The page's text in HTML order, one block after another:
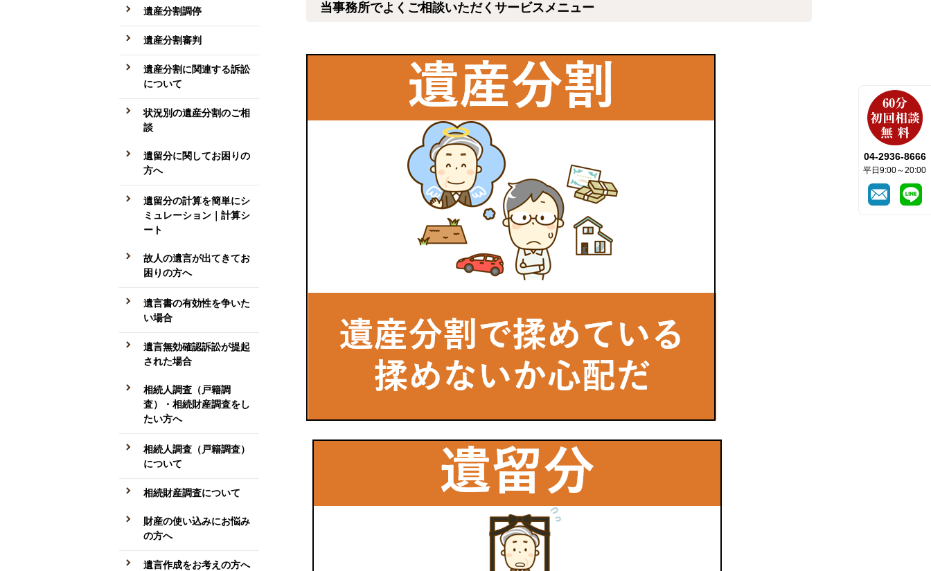
当事務所でよくご相談いただくサービスメニュー
遺産分割調停
遺産分割審判
遺産分割に関連する訴訟
について
状況別の遺産分割のご相
談
遺留分に関してお困りの
方へ
遺留分の計算を簡単にシ
ミュレーション｜計算シ
ート
故人の遺言が出てきてお
困りの方へ
遺言書の有効性を争いた
い場合
遺言無効確認訴訟が提起
された場合
相続人調査（戸籍調
査）・相続財産調査をし
たい方へ
相続人調査（戸籍調査）
について
相続財産調査について
財産の使い込みにお悩み
の方へ
遺言作成をお考えの方へ
04-2936-8666
平日9:00～20:00